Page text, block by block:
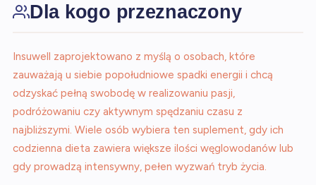
Dla kogo przeznaczony
Insuwell zaprojektowano z myślą o osobach, które
zauważają u siebie popołudniowe spadki energii i chcą
odzyskać pełną swobodę w realizowaniu pasji,
podróżowaniu czy aktywnym spędzaniu czasu z
najbliższymi. Wiele osób wybiera ten suplement, gdy ich
codzienna dieta zawiera większe ilości węglowodanów lub
gdy prowadzą intensywny, pełen wyzwań tryb życia.